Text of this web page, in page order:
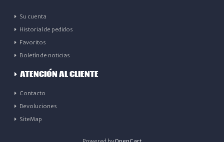
Su cuenta
Historial de pedidos
Favoritos
Boletín de noticias
ATENCIÓN AL CLIENTE
Contacto
Devoluciones
SiteMap